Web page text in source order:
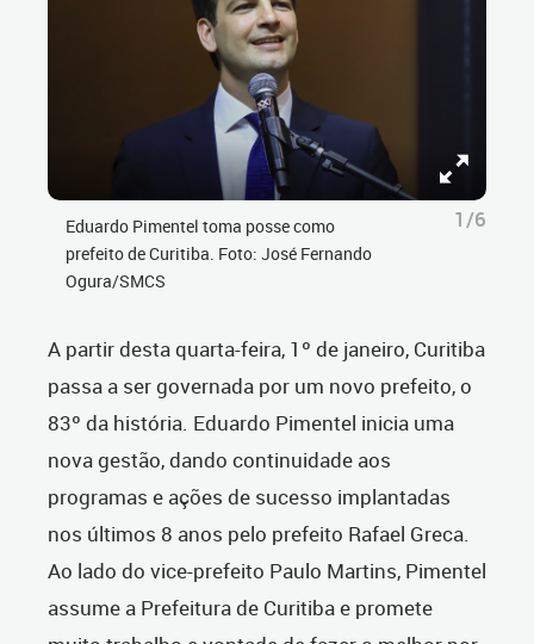
Eduardo Pimentel toma posse como
prefeito de Curitiba. Foto: José Fernando
Ogura/SMCS
1/6
A partir desta quarta-feira, 1º de janeiro, Curitiba
passa a ser governada por um novo prefeito, o
83º da história. Eduardo Pimentel inicia uma
nova gestão, dando continuidade aos
programas e ações de sucesso implantadas
nos últimos 8 anos pelo prefeito Rafael Greca.
Ao lado do vice-prefeito Paulo Martins, Pimentel
assume a Prefeitura de Curitiba e promete